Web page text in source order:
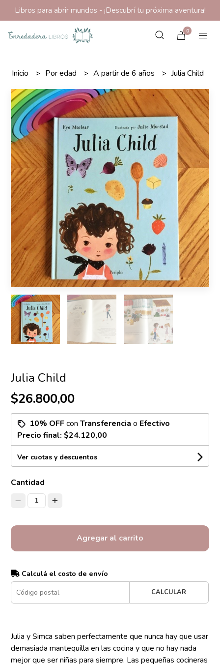
Libros para abrir mundos - ¡Descubrí tu próxima aventura!
0
Inicio Por edad A partir de 6 años Julia Child
Julia Child
$26.800,00
10% OFFconTransferencia o Efectivo
Precio final:$24.120,00
Ver cuotas y descuentos
Cantidad
1
Agregar al carrito
Calculá el costo de envío
CALCULAR
Julia y Simca saben perfectamente que nunca hay que usar
demasiada mantequilla en las cocina y que no hay nada
mejor que ser niñas para siempre. Las pequeñas cocineras